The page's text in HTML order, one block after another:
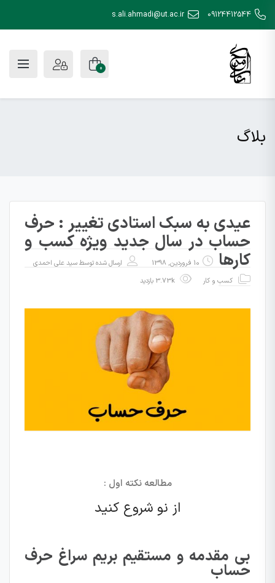
09124412544
s.ali.ahmadi@ut.ac.ir
0
بلاگ
عیدی به سبک استادی تغییر : حرف
حساب در سال جدید ویژه کسب و
کارها 10 فروردین, 1398 ارسال شده توسطسید علی احمدی
کسب و کار
مطالعه نکته اول :
از نو شروع کنید
بی مقدمه و مستقیم بریم سراغ حرف
حساب